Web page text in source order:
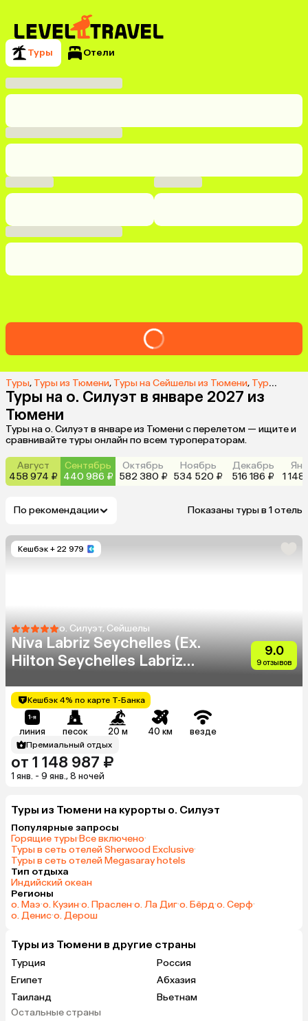
Туры Отели
Туры, Туры из Тюмени, Туры на Сейшелы из Тюмени, Туры на о. Силуэт из Тюмени
Туры на о. Силуэт в январе 2027 из
Тюмени
Туры на о. Силуэт в январе из Тюмени с перелетом — ищите и
сравнивайте туры онлайн по всем туроператорам.
Август
458 974 ₽
Сентябрь
440 986 ₽
Октябрь
582 380 ₽
Ноябрь
534 520 ₽
Декабрь
516 186 ₽
1
По рекомендации Показаны туры в 1 отель
Кешбэк + 22 979
о. Силуэт, Сейшелы
Niva Labriz Seychelles (Ex.
Hilton Seychelles Labriz
9.0
9 отзывов
Кешбэк 4% по карте Т-Банка
линия песок 20 м 40 км везде
Премиальный отдых
от 1 148 987 ₽
1 янв. - 9 янв., 8 ночей
Туры из Тюмени на курорты о. Силуэт
Популярные запросы
Горящие туры·Все включено·
Туры в сеть отелей Sherwood Exclusive·
Туры в сеть отелей Megasaray hotels
Тип отдыха
Индийский океан
Регионы
о. Маэ·о. Кузин·о. Праслен·о. Ла Диг·о. Бёрд·о. Серф·
о. Денис·о. Дерош
Туры из Тюмени в другие страны
Турция
Россия
Египет
Абхазия
Таиланд
Вьетнам
ОАЭ
Остальные страны